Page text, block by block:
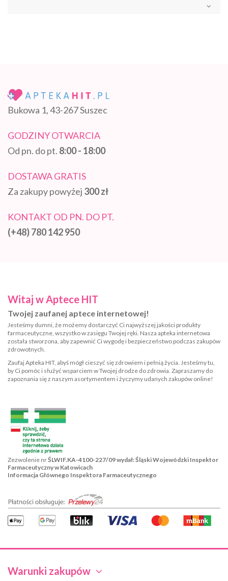
Bukowa 1, 43-267 Suszec
GODZINY OTWARCIA
Od pn. do pt. 8:00 - 18:00
DOSTAWA GRATIS
Za zakupy powyżej 300 zł
KONTAKT OD PN. DO PT.
(+48) 780 142 950
Warunki zakupów
Witaj w Aptece HIT
Twojej zaufanej aptece internetowej!
Jesteśmy dumni, że możemy dostarczyć Ci najwyższej jakości produkty
farmaceutyczne, wszystko w zasięgu Twojej ręki. Nasza apteka internetowa
została stworzona, aby zapewnić Ci wygodę i bezpieczeństwo podczas zakupów
zdrowotnych.
Zaufaj Apteka HIT, abyś mógł cieszyć się zdrowiem i pełnią życia. Jesteśmy tu,
by Ci pomóc i służyć wsparciem w Twojej drodze do zdrowia. Zapraszamy do
zapoznania się z naszym asortymentem i życzymy udanych zakupów online!
Zezwolenie nrŚLWIF.KA-4100-227/09 wydał: Śląski Wojewódzki Inspektor
Farmaceutyczny w Katowicach
Informacja Głównego Inspektora Farmaceutycznego